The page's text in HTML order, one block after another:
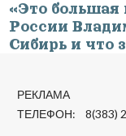
«Это большая
России
Сибирь и что
РЕКЛАМА
ТЕЛЕФОН: 8(383)